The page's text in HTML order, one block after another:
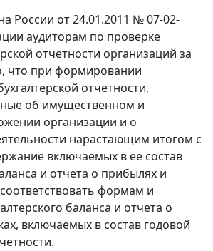
России от 24.01.2011 № 07-02-
аудиторам по проверке
отчетности организаций за
что при формировании
отчетности,
об имущественном и
организации и о
нарастающим итогом с
включаемых в ее состав
и отчета о прибылях и
формам и
баланса и отчета о
включаемых в состав годовой